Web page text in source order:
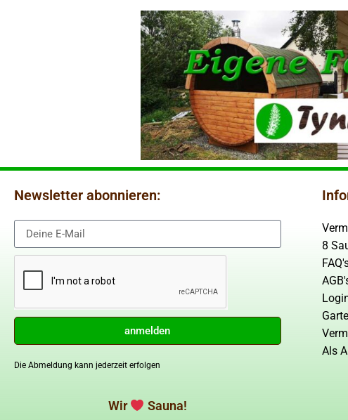
Newsletter abonnieren:
anmelden
Die Abmeldung kann jederzeit erfolgen
Wir Sauna!
8
Als